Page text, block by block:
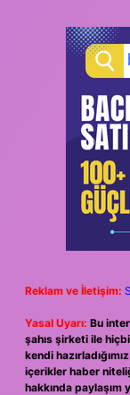
Reklam ve İletişim:
Yasal Uyarı: Bu
şahıs şirketi ile
kendi
içerikler haber
hakkında paylaşım